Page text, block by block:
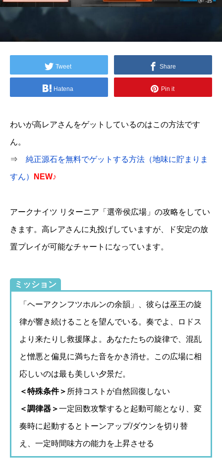
Tweet Share
Hatena Pin it
わいが高レアさんをゲットしているのはこの方法です
ん。
⇒ 純正源石を無料でゲットする方法（地味に貯まりま
すん） NEW♪
アークナイツ リターニア「選帝侯広場」の攻略をしてい
きます。高レアさんに丸投げしていますが、ド安定の放
置プレイが可能なチャートになっています。
ミッション
「ヘーアクンフツホルンの余韻」、彼らは巫王の旋
律が響き続けることを望んでいる。奏でよ、ロドス
より来たりし救援隊よ。あなたたちの旋律で、混乱
と憎悪と偏見に満ちた音をかき消せ。この広場に相
応しいのは最も美しい夕景だ。
＜特殊条件＞ 所持コストが自然回復しない
＜調律器＞一定回数攻撃すると起動可能となり、変
奏時に起動するとトーンアップ/ダウンを切り替
え、一定時間味方の能力を上昇させる